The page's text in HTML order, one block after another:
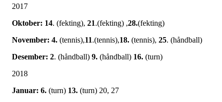
2017
Oktober: 14. (fekting), 21.(fekting) ,28.(fekting)
November: 4. (tennis),11.(tennis),18. (tennis), 25. (håndball)
Desember: 2. (håndball) 9. (håndball) 16. (turn)
2018
Januar: 6. (turn) 13. (turn) 20, 27